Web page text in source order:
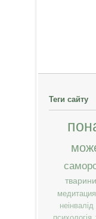
Теги сайту
тварини
медитация
неінвалід